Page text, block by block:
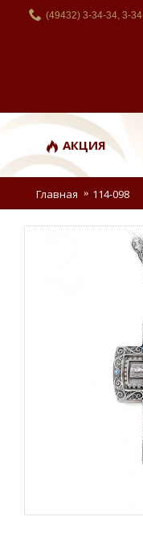
(49432) 3-34-34, 3-
АКЦИЯ
Главная 114-098